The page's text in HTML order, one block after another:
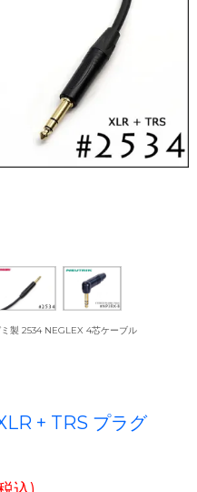
製 2534 NEGLEX 4芯ケーブル
+ TRS プラグ